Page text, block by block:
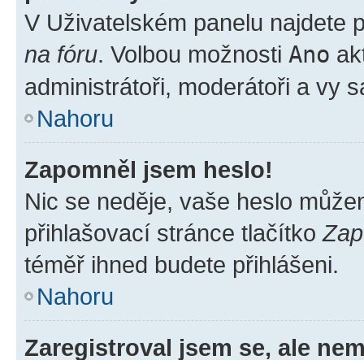
V Uživatelském panelu najdete
na fóru. Volbou možnosti Ano
administrátoři, moderátoři a vy
Nahoru
Zapomněl jsem heslo!
Nic se neděje, vaše heslo
přihlašovací stránce tlačítko
téměř ihned budete přihlášeni.
Nahoru
Zaregistroval jsem se, ale